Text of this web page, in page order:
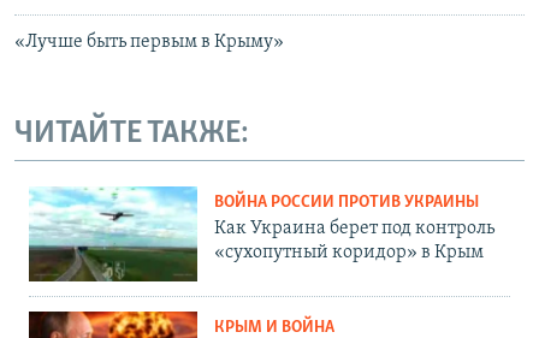
«Лучше быть первым в Крыму»
ЧИТАЙТЕ ТАКЖЕ:
ВОЙНА РОССИИ ПРОТИВ УКРАИНЫ
Как Украина берет под контроль
«сухопутный коридор» в Крым
КРЫМ И ВОЙНА